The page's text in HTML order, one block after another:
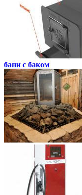
бани с баком